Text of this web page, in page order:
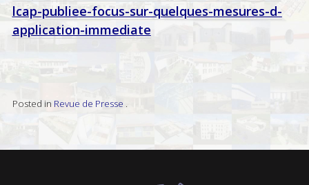
lcap-publiee-focus-sur-quelques-mesures-d-
application-immediate
Posted in Revue de Presse .